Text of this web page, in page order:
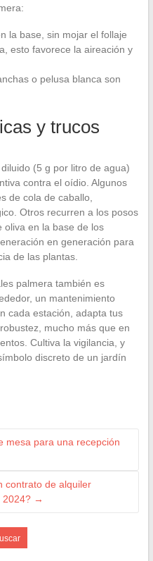
la base, sin mojar el follaje
esto favorece la aireación y
o pelusa blanca son
y trucos
(5 g por litro de agua)
contra el oídio. Algunos
de cola de caballo,
Otros recurren a los posos
oliva en la base de los
en generación para
de las plantas.
palmera también es
un mantenimiento
cada estación, adapta tus
mucho más que en
Cultiva la vigilancia, y
discreto de un jardín
mesa para una recepción
contrato de alquiler
2024? →